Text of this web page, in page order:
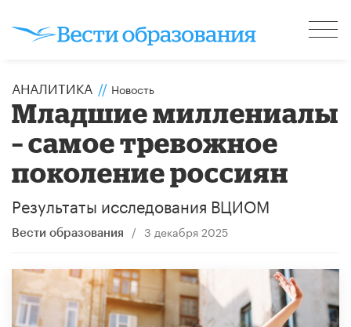
АНАЛИТИКА // Новость
Младшие миллениалы
– самое тревожное
поколение россиян
Результаты исследования ВЦИОМ
Вести образования / 3 декабря 2025